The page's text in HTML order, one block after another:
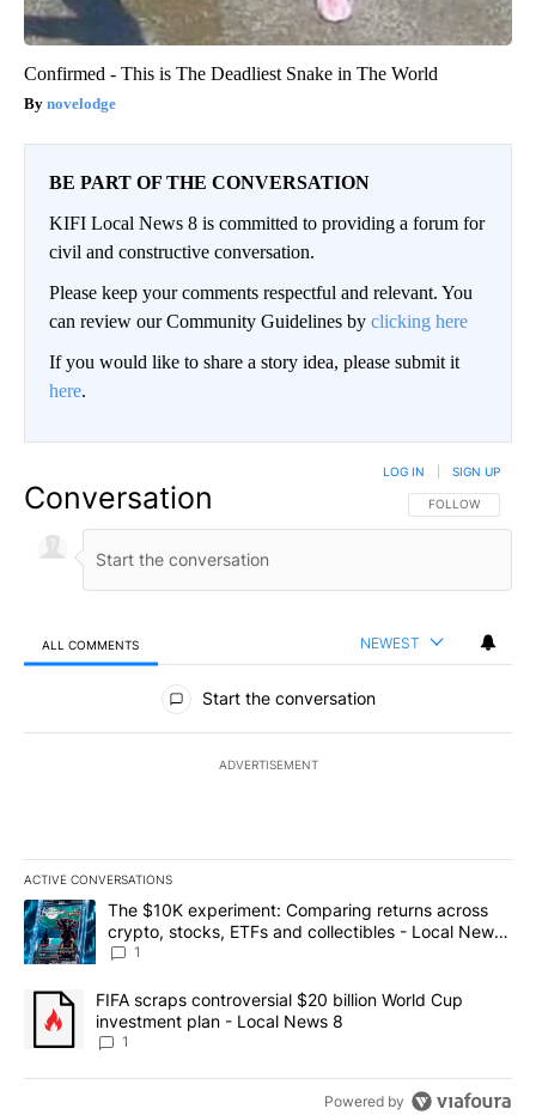
Confirmed - This is The Deadliest Snake in The World
novelodge
BE PART OF THE CONVERSATION
KIFI Local News 8 is committed to providing a forum for
civil and constructive conversation.
Please keep your comments respectful and relevant. You
can review our Community Guidelines by clicking here
If you would like to share a story idea, please submit it
here.
Conversation FOLLOW THIS
FOLLOW
LOG IN SIGN UP
ALL COMMENTS NEWEST
All Comments
Start the conversation
ADVERTISEMENT
ACTIVE CONVERSATIONS
The following is a list of the most commented articles in the last
A trending article titled "The $10K experiment: Comparing
The $10K experiment: Comparing returns across
crypto, stocks, ETFs and collectibles - Local News
8
1
A trending article titled "FIFA scraps controversial $20 billion
FIFA scraps controversial $20 billion World Cup
investment plan - Local News 8
1
Powered by